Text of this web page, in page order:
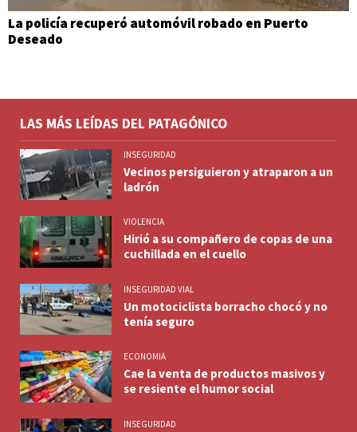
La policía recuperó automóvil robado en Puerto
Deseado
LAS MÁS LEÍDAS DEL PATAGÓNICO
INSEGURIDAD
Vecinos persiguieron y atraparon a un
ladrón
VIOLENCIA
Hirió a su compañero de copas de una
cuchillada en el cuello
INSEGURIDAD VIAL
Un motociclista borracho chocó y no
tenía seguro
ECONOMIA
Cae la venta de productos masivos y
se resiente el humor social
INSEGURIDAD